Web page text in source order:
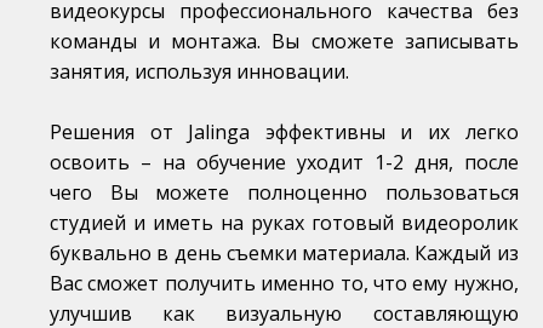
видеокурсы профессионального качества без
команды и монтажа. Вы сможете записывать
занятия, используя инновации.
Решения от Jalinga эффективны и их легко
освоить – на обучение уходит 1-2 дня, после
чего Вы можете полноценно пользоваться
студией и иметь на руках готовый видеоролик
буквально в день съемки материала. Каждый из
Вас сможет получить именно то, что ему нужно,
улучшив как визуальную составляющую